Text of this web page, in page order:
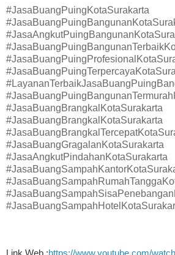
#JasaBuangPuingKotaSurakarta
#JasaBuangBrangkalKotaSurakarta
#JasaBuangBrangkalKotaSurakarta
#JasaBuangGragalanKotaSurakarta
#JasaAngkutPindahanKotaSurakarta